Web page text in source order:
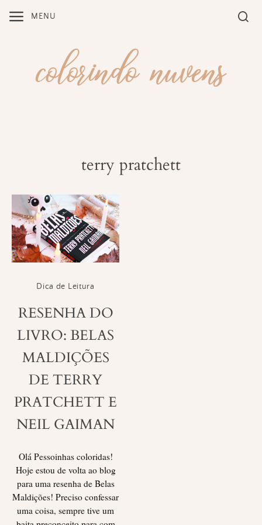
MENU
terry pratchett
Dica de Leitura
RESENHA DO
LIVRO: BELAS
MALDIÇÕES
DE TERRY
PRATCHETT E
NEIL GAIMAN
Olá Pessoinhas coloridas!
Hoje estou de volta ao blog
para uma resenha de Belas
Maldições! Preciso confessar
uma coisa, sempre tive um